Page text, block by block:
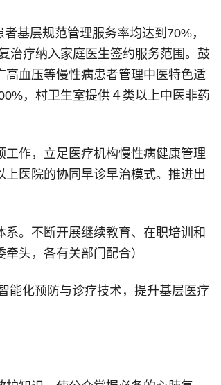
基层规范管理服务率均达到70%，
治疗纳入家庭医生签约服务范围。鼓
血压等慢性病患者管理中医特色适
，村卫生室提供４类以上中医非药
工作，立足医疗机构慢性病健康管理
医院的协同早诊早治模式。推进出
。不断开展继续教育、在职培训和
头，各有关部门配合）
能化预防与诊疗技术，提升基层医疗